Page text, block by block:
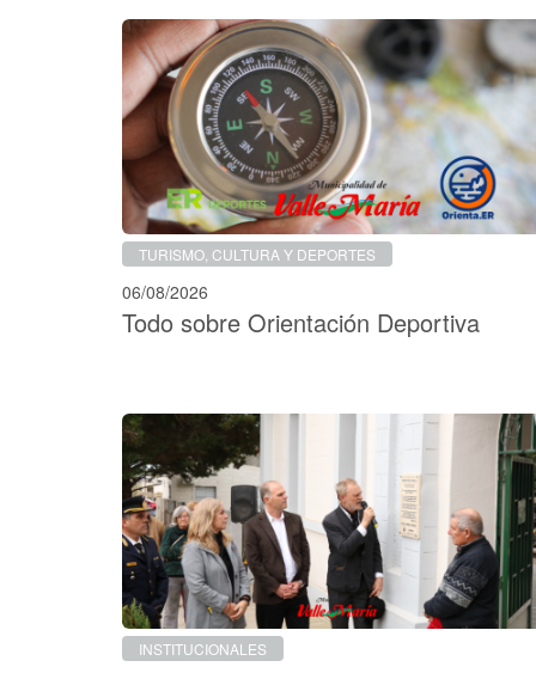
TURISMO, CULTURA Y DEPORTES
06/08/2026
Todo sobre Orientación Deportiva
INSTITUCIONALES